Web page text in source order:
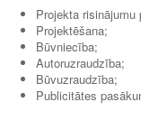
Projekta risinājumu
Projektēšana;
Būvniecība;
Autoruzraudzība;
Būvuzraudzība;
Publicitātes